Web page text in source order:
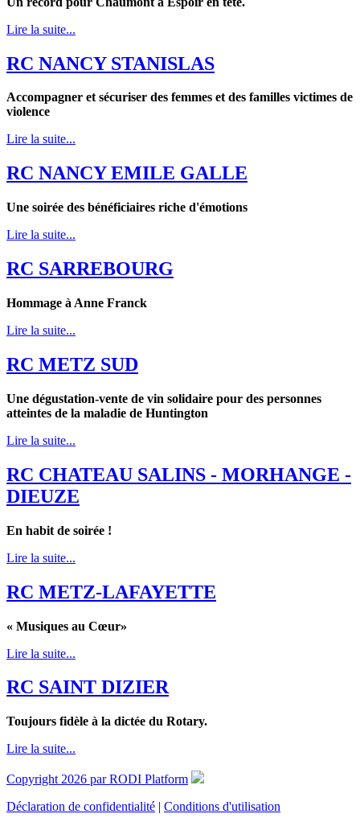
Lire la suite...
RC NANCY STANISLAS
Accompagner et sécuriser des femmes et des familles victimes de
violence
Lire la suite...
RC NANCY EMILE GALLE
Une soirée des bénéficiaires riche d'émotions
Lire la suite...
RC SARREBOURG
Hommage à Anne Franck
Lire la suite...
RC METZ SUD
Une dégustation-vente de vin solidaire pour des personnes
atteintes de la maladie de Huntington
Lire la suite...
RC CHATEAU SALINS - MORHANGE -
DIEUZE
En habit de soirée !
Lire la suite...
RC METZ-LAFAYETTE
« Musiques au Cœur»
Lire la suite...
RC SAINT DIZIER
Toujours fidèle à la dictée du Rotary.
Lire la suite...
Copyright 2026 par RODI Platform
Déclaration de confidentialité | Conditions d'utilisation